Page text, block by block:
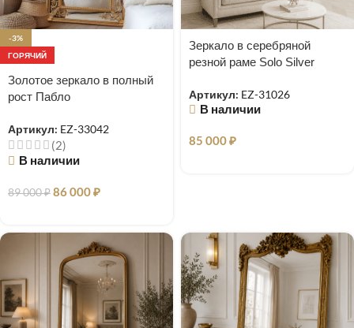
-3%
ГОРЯЧИЙ
Золотое зеркало в полный
рост Пабло
Артикул: EZ-33042
(2)
В наличии
89 000₽86 000₽
Зеркало в серебряной
резной раме Solo Silver
Артикул: EZ-31026
В наличии
85 000₽